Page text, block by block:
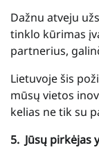
Dažnu atveju
tinklo kūrimas
partnerius,
Lietuvoje šis
mūsų vietos
kelias ne tik su
5. Jūsų pirkėjas